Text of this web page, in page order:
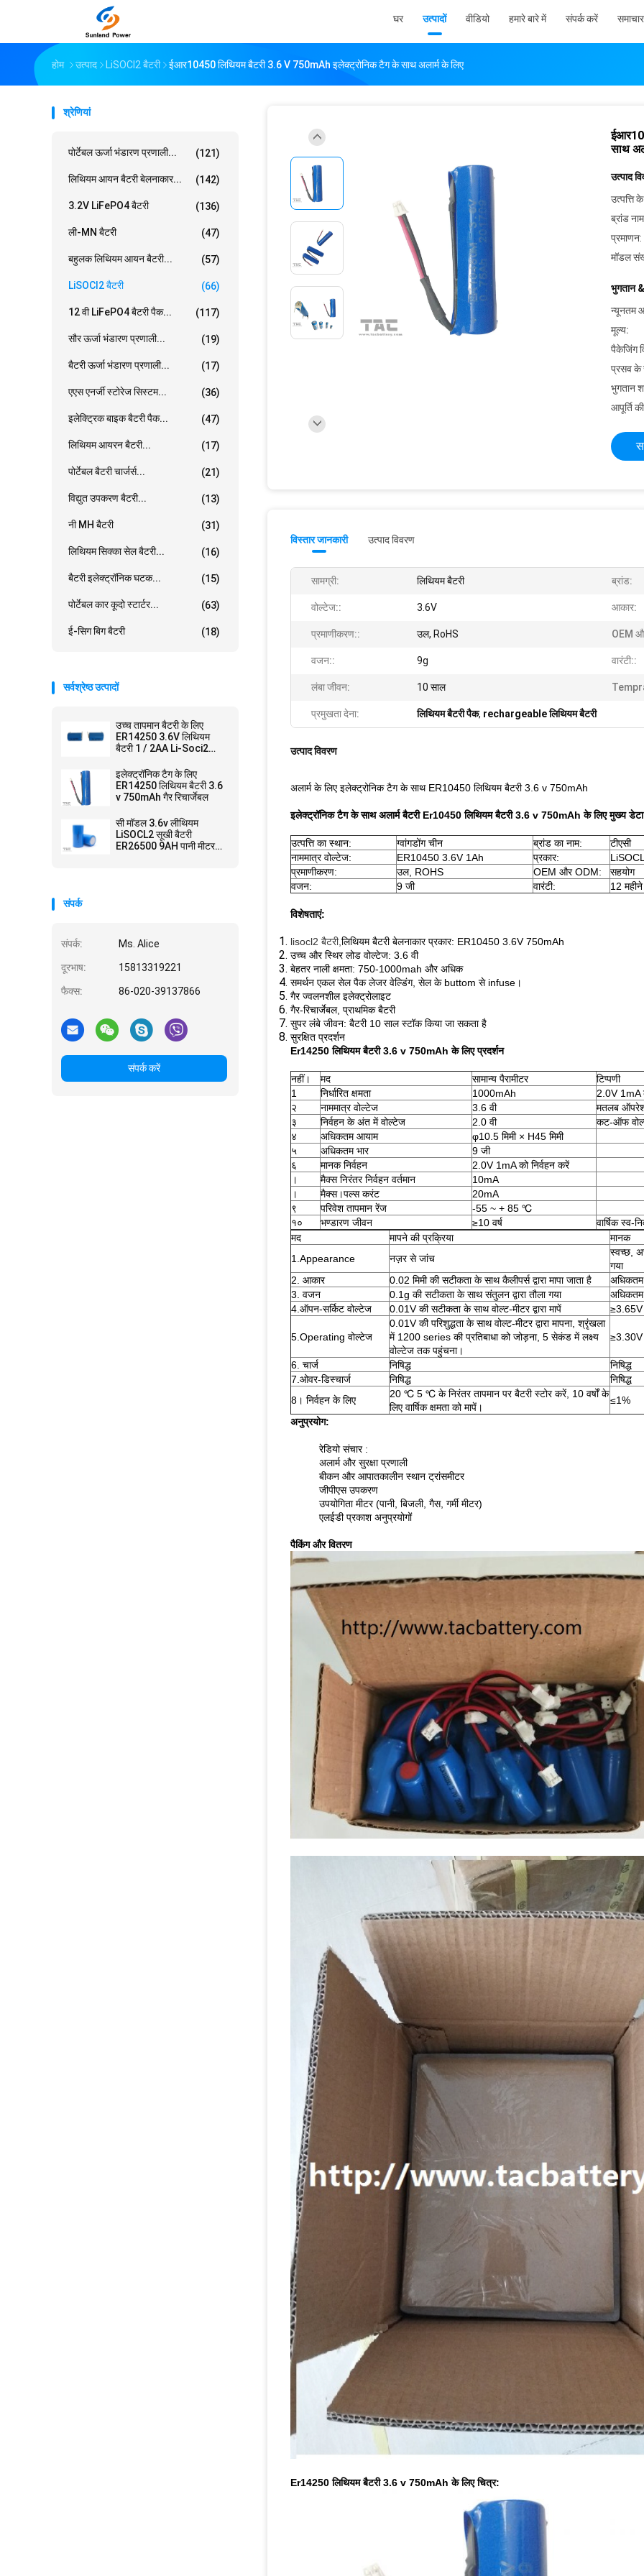
घर उत्पादों वीडियो हमारे बारे में संपर्क करें समाचार
होम उत्पाद LiSOCl2 बैटरी ईआर10450 लिथियम बैटरी 3.6 V 750mAh इलेक्ट्रोनिक टैग के साथ अलार्म के लिए
श्रेणियां
पोर्टेबल ऊर्जा भंडारण प्रणाली... (121)
लिथियम आयन बैटरी बेलनाकार... (142)
3.2V LiFePO4 बैटरी (136)
ली-MN बैटरी (47)
बहुलक लिथियम आयन बैटरी... (57)
LiSOCl2 बैटरी (66)
12 वी LiFePO4 बैटरी पैक... (117)
सौर ऊर्जा भंडारण प्रणाली... (19)
बैटरी ऊर्जा भंडारण प्रणाली... (17)
एएस एनर्जी स्टोरेज सिस्टम... (36)
इलेक्ट्रिक बाइक बैटरी पैक... (47)
लिथियम आयरन बैटरी... (17)
पोर्टेबल बैटरी चार्जर्स... (21)
विद्युत उपकरण बैटरी... (13)
नी MH बैटरी (31)
लिथियम सिक्का सेल बैटरी... (16)
बैटरी इलेक्ट्रॉनिक घटक... (15)
पोर्टेबल कार कूदो स्टार्टर... (63)
ई-सिग बिग बैटरी (18)
सर्वश्रेष्ठ उत्पादों
उच्च तापमान बैटरी के लिए
ER14250 3.6V लिथियम
बैटरी 1 / 2AA Li-Soci2
इलेक्ट्रॉनिक टैग के लिए
ER14250 लिथियम बैटरी 3.6
v 750mAh गैर रिचार्जेबल
सी मॉडल 3.6v लीथियम
LiSOCL2 सूखी बैटरी
ER26500 9AH पानी मीटर
संपर्क
संपर्क: Ms. Alice
दूरभाष: 15813319221
फैक्स: 86-020-39137866
संपर्क करें
साथ
उत्पाद
उत्पत्ति
ब्रांड
प्रमाणन:
मॉडल
भुगतान
न्यूनतम
मूल्य:
पैकेजिंग
प्रसव के
भुगतान
आपूर्ति
विस्तार जानकारी उत्पाद विवरण
सामग्री: लिथियम बैटरी ब्रांड:
वोल्टेज:: 3.6V आकार:
प्रमाणीकरण:: उल, RoHS OEM
वजन:: 9g वारंटी::
लंबा जीवन: 10 साल
प्रमुखता देना: लिथियम बैटरी पैक, rechargeable लिथियम बैटरी
उत्पाद विवरण
अलार्म के लिए इलेक्ट्रोनिक टैग के साथ ER10450 लिथियम बैटरी 3.6 v 750mAh
इलेक्ट्रॉनिक टैग के साथ अलार्म बैटरी Er10450 लिथियम बैटरी 3.6 v 750mAh के लिए मुख्य डेटा
उत्पत्ति का स्थान: ग्वांगडोंग चीन ब्रांड का नाम:
टीएसी
नाममात्र वोल्टेज:
ER10450 3.6V 1Ah प्रकार:
प्रमाणीकरण:
उल, ROHS OEM और ODM:
सहयोग
वजन:
9 जी वारंटी: 12 महीने
विशेषताएं:
lisocl2 बैटरी,लिथियम बैटरी बेलनाकार प्रकार: ER10450 3.6V 750mAh
उच्च और स्थिर लोड वोल्टेज: 3.6 वी
बेहतर नाली क्षमता: 750-1000mah और अधिक
समर्थन एकल सेल पैक लेजर वेल्डिंग, सेल के buttom से infuse।
गैर ज्वलनशील इलेक्ट्रोलाइट
गैर-रिचार्जेबल, प्राथमिक बैटरी
सुपर लंबे जीवन: बैटरी 10 साल स्टॉक किया जा सकता है
सुरक्षित प्रदर्शन
Er14250 लिथियम बैटरी 3.6 v 750mAh के लिए प्रदर्शन
नहीं। मद सामान्य पैरामीटर
टिप्पणी
1
निर्धारित क्षमता 1000mAh
2.0V 1mA
२
नाममात्र वोल्टेज 3.6 वी
मतलब
३
निर्वहन के अंत में वोल्टेज 2.0 वी
कट-ऑफ
४
अधिकतम आयाम
φ10.5 मिमी × H45 मिमी
५
अधिकतम भार
9 जी
६
मानक निर्वहन
2.0V 1mA को निर्वहन करें
।
मैक्स निरंतर निर्वहन वर्तमान
10mA
।
मैक्स।पल्स करंट
20mA
९
परिवेश तापमान रेंज
-55 ~ + 85 ℃
१०
भण्डारण जीवन ≥10 वर्ष
वार्षिक स्व-
मद
मापने की प्रक्रिया
मानक
1.Appearance
नज़र से जांच
स्वच्छ,
गया
2. आकार
0.02 मिमी की सटीकता के साथ कैलीपर्स द्वारा मापा जाता है
3. वजन
0.1g की सटीकता के साथ संतुलन द्वारा तौला गया
4.ऑपन-सर्किट वोल्टेज
0.01V की सटीकता के साथ वोल्ट-मीटर द्वारा मापें ≥3.65V
5.Operating वोल्टेज
0.01V की परिशुद्धता के साथ वोल्ट-मीटर द्वारा मापना, श्रृंखला
में 1200 series की प्रतिबाधा को जोड़ना, 5 सेकंड में लक्ष्य
वोल्टेज तक पहुंचना।
≥3.30V
6. चार्ज निषिद्ध
निषिद्ध
7.ओवर-डिस्चार्ज
निषिद्ध
निषिद्ध
8। निर्वहन के लिए
20 ℃ 5 ℃ के निरंतर तापमान पर बैटरी स्टोर करें, 10 वर्षों के
लिए वार्षिक क्षमता को मापें।
≤1%
अनुप्रयोग:
रेडियो संचार :
अलार्म और सुरक्षा प्रणाली
बीकन और आपातकालीन स्थान ट्रांसमीटर
जीपीएस उपकरण
उपयोगिता मीटर (पानी, बिजली, गैस, गर्मी मीटर)
एलईडी प्रकाश अनुप्रयोगों
पैकिंग और वितरण
Er14250 लिथियम बैटरी 3.6 v 750mAh के लिए चित्र: